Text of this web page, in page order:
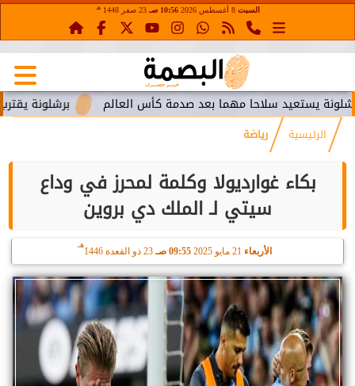
السبت 8 أغسطس 2026 10:56 صـ 23 صفر 1448 هـ
برشلونة يقترب من سلاحا مهما بعد صدمة كأس العالم
الرئيسية رياضة
بكاء غوارديولا وكلمة لمحرز في وداع
سيتي لـ الملك دي بروين
الأربعاء 09:55 صـ 23 ذو القعدة 1446
هـ